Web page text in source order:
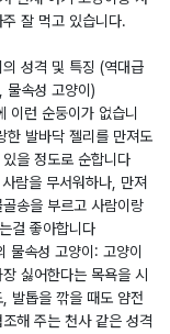
잘 먹고 있습니다.
성격 및 특징 (역대급
물속성 고양이)
이런 순둥이가 없습니
한 발바닥 젤리를 만져도
을 정도로 순합니다
람을 무서워하나, 만져
송을 부르고 사람이랑
걸 좋아합니다
물속성 고양이: 고양이
싫어한다는 목욕을 시
, 발톱을 깎을 때도 얌전
해 주는 천사 같은 성격